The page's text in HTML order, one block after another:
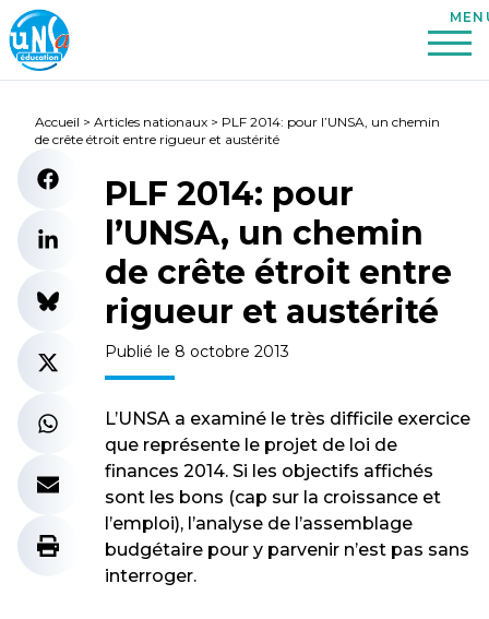
Accueil > Articles nationaux > PLF 2014: pour l’UNSA, un chemin
de crête étroit entre rigueur et austérité
PLF 2014: pour
l’UNSA, un chemin
de crête étroit entre
rigueur et austérité
Publié le 8 octobre 2013
L’UNSA a examiné le très difficile exercice
que représente le projet de loi de
finances 2014. Si les objectifs affichés
sont les bons (cap sur la croissance et
l’emploi), l’analyse de l’assemblage
budgétaire pour y parvenir n’est pas sans
interroger.